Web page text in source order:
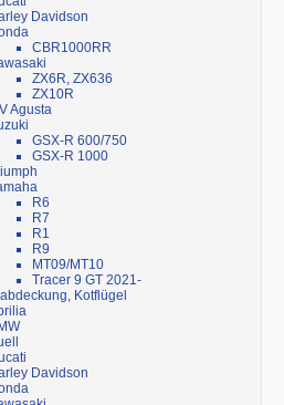
Davidson
CBR1000RR
ZX6R, ZX636
ZX10R
Agusta
GSX-R 600/750
GSX-R 1000
R6
R7
R1
R9
MT09/MT10
Tracer 9 GT 2021-
Kotflügel
Davidson